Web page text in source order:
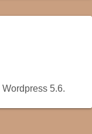
Wordpress 5.6.